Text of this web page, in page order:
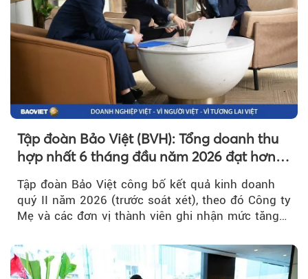
Tập đoàn Bảo Việt (BVH): Tổng doanh thu
hợp nhất 6 tháng đầu năm 2026 đạt hơn
32.000 tỷ đồng, tăng trưởng 9,2%
Tập đoàn Bảo Việt công bố kết quả kinh doanh
quý II năm 2026 (trước soát xét), theo đó Công ty
Mẹ và các đơn vị thành viên ghi nhận mức tăng